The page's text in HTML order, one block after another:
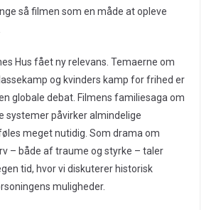
så filmen som en måde at opleve
Hus fået ny relevans. Temaerne om
og kvinders kamp for frihed er
globale debat. Filmens familiesaga om
systemer påvirker almindelige
meget nutidig. Som drama om
– både af traume og styrke – taler
tid, hvor vi diskuterer historisk
muligheder.